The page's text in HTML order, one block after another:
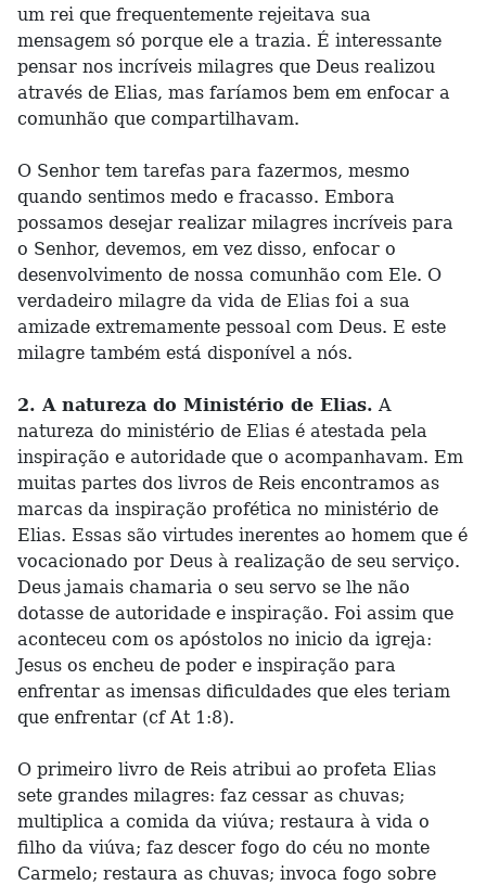
um rei que frequentemente rejeitava sua
mensagem só porque ele a trazia. É interessante
pensar nos incríveis milagres que Deus realizou
através de Elias, mas faríamos bem em enfocar a
comunhão que compartilhavam.
O Senhor tem tarefas para fazermos, mesmo
quando sentimos medo e fracasso. Embora
possamos desejar realizar milagres incríveis para
o Senhor, devemos, em vez disso, enfocar o
desenvolvimento de nossa comunhão com Ele. O
verdadeiro milagre da vida de Elias foi a sua
amizade extremamente pessoal com Deus. E este
milagre também está disponível a nós.
2. A natureza do Ministério de Elias. A
natureza do ministério de Elias é atestada pela
inspiração e autoridade que o acompanhavam. Em
muitas partes dos livros de Reis encontramos as
marcas da inspiração profética no ministério de
Elias. Essas são virtudes inerentes ao homem que é
vocacionado por Deus à realização de seu serviço.
Deus jamais chamaria o seu servo se lhe não
dotasse de autoridade e inspiração. Foi assim que
aconteceu com os apóstolos no inicio da igreja:
Jesus os encheu de poder e inspiração para
enfrentar as imensas dificuldades que eles teriam
que enfrentar (cf At 1:8).
O primeiro livro de Reis atribui ao profeta Elias
sete grandes milagres: faz cessar as chuvas;
multiplica a comida da viúva; restaura à vida o
filho da viúva; faz descer fogo do céu no monte
Carmelo; restaura as chuvas; invoca fogo sobre